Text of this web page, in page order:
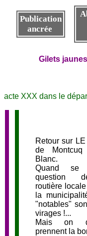
Publication
ancrée
Gilets
acte XXX dans le
Retour sur
de
Blanc.
Quand se
question
routière
la
"notables"
virages !...
Mais on
prennent la